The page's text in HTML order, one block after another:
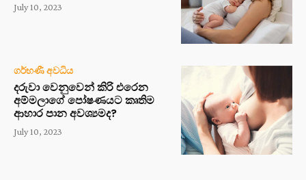
July 10, 2023
ගර්භණී අවධිය
දරුවා වෙනුවෙන් කිරි එරෙන
අම්මලාගේ පෝෂණයට කෘතිම
ආහාර පාන අවශ්‍යමද?
July 10, 2023